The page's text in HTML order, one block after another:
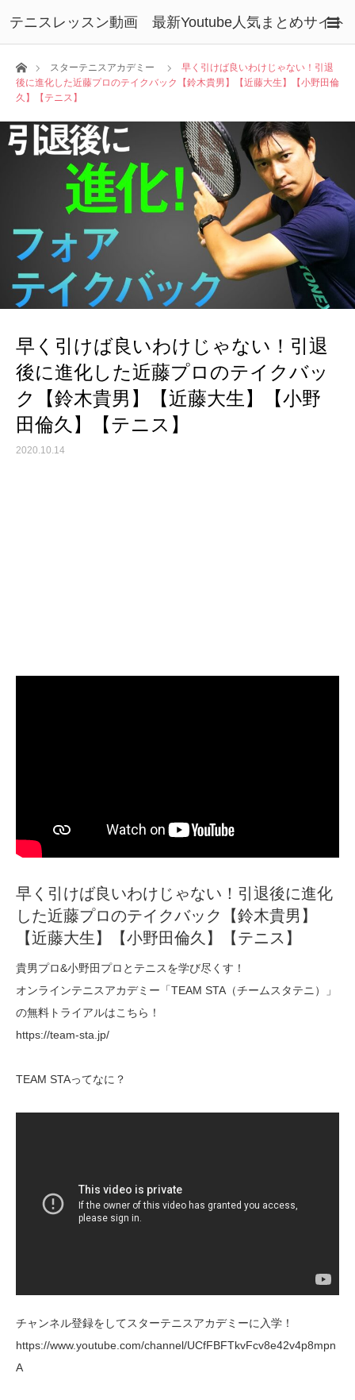
テニスレッスン動画 最新Youtube人気まとめサイト
ホームスターテニスアカデミー
早く引けば良いわけじゃない！引退
後に進化した近藤プロのテイクバック【鈴木貴男】【近藤大生】【小野田倫
久】【テニス】
早く引けば良いわけじゃない！引退
後に進化した近藤プロのテイクバッ
ク【鈴木貴男】【近藤大生】【小野
田倫久】【テニス】
2020.10.14
早く引けば良いわけじゃない！引退後に進化
した近藤プロのテイクバック【鈴木貴男】
【近藤大生】【小野田倫久】【テニス】
貴男プロ&小野田プロとテニスを学び尽くす！
オンラインテニスアカデミー「TEAM STA（チームスタテニ）」
の無料トライアルはこちら！
https://team-sta.jp/
TEAM STAってなに？
チャンネル登録をしてスターテニスアカデミーに入学！
https://www.youtube.com/channel/UCfFBFTkvFcv8e42v4p8mpn
A